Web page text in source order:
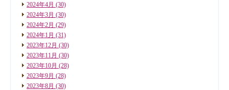
2024年4月 (30)
2024年3月 (30)
2024年2月 (29)
2024年1月 (31)
2023年12月 (30)
2023年11月 (30)
2023年10月 (28)
2023年9月 (28)
2023年8月 (30)